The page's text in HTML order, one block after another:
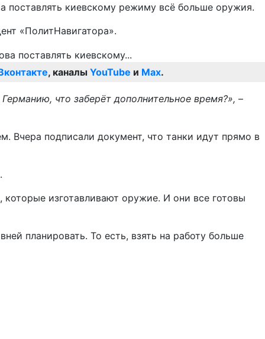
поставлять киевскому режиму всё больше оружия.
«ПолитНавигатора».
, каналы YouTube и Max.
что заберёт дополнительное время?», –
Вчера подписали документ, что танки идут прямо в
изготавливают оружие. И они все готовы
планировать. То есть, взять на работу больше